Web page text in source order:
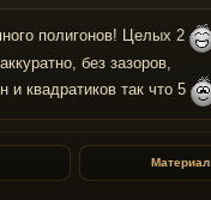
полигонов! Целых 2
без зазоров,
квадратиков так что 5
Материал